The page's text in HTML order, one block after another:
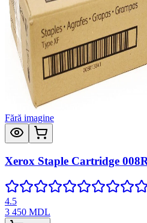
Fără imagine
Xerox Staple Cartridge
4.5
3 450 MDL